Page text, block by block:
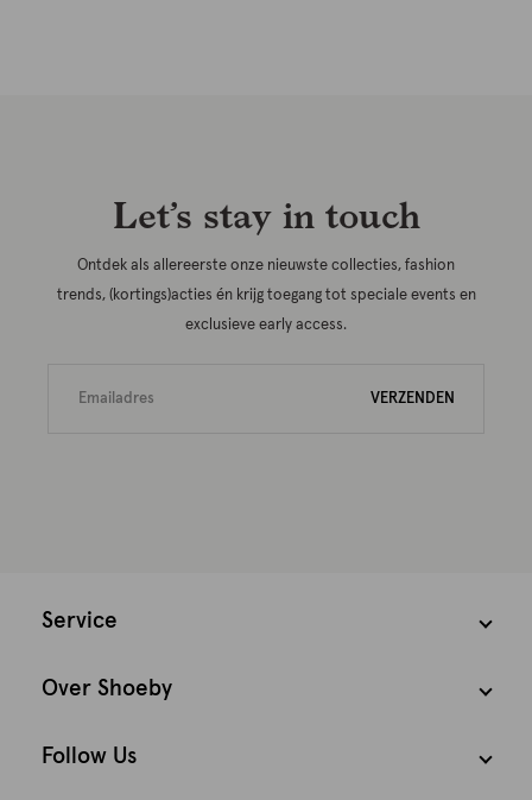
Let’s stay in touch
Ontdek als allereerste onze nieuwste collecties, fashion
trends, (kortings)acties én krijg toegang tot speciale events en
exclusieve early access.
VERZENDEN
Service
Over Shoeby
Follow Us